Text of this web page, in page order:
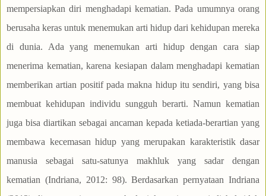
mempersiapkan diri menghadapi kematian. Pada umumnya orang
berusaha keras untuk menemukan arti hidup dari kehidupan mereka
di dunia. Ada yang menemukan arti hidup dengan cara siap
menerima kematian, karena kesiapan dalam menghadapi kematian
memberikan artian positif pada makna hidup itu sendiri, yang bisa
membuat kehidupan individu sungguh berarti. Namun kematian
juga bisa diartikan sebagai ancaman kepada ketiada-berartian yang
membawa kecemasan hidup yang merupakan karakteristik dasar
manusia sebagai satu-satunya makhluk yang sadar dengan
kematian (Indriana, 2012: 98). Berdasarkan pernyataan Indriana